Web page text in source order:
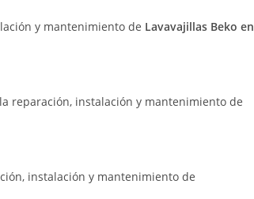
y mantenimiento de Lavavajillas Beko en
reparación, instalación y mantenimiento de
instalación y mantenimiento de